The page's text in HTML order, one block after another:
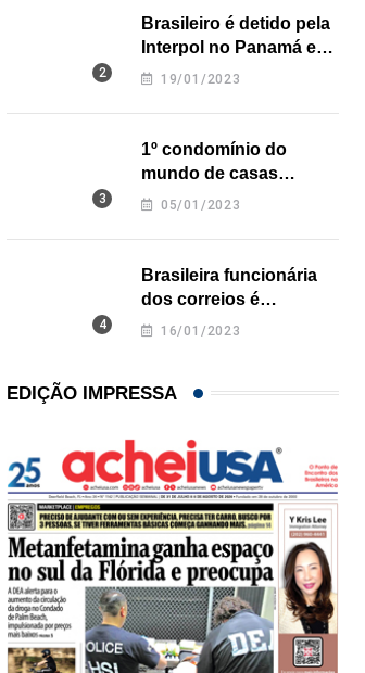
,
inédita, EUA revogam visto de
Brasileiro é detido pela
Interpol no Panamá e
pode pegar prisão
19/01/2023
1º condomínio do
mundo de casas
impressas em 3D é
05/01/2023
Brasileira funcionária
dos correios é
assassinada a facadas
16/01/2023
EDIÇÃO IMPRESSA